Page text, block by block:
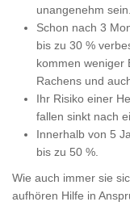
unangenehm sein.
Schon nach 3
bis zu 30 %
kommen weniger
Rachens und
Ihr Risiko einer
fallen sinkt nach
Innerhalb von 5
bis zu 50 %.
Wie auch immer sie
aufhören Hilfe in